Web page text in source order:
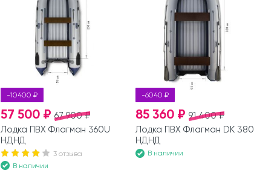
-10400 ₽
67 900 ₽
57 500 ₽
Лодка ПВХ Флагман 360U
НДНД
3 отзыва
В наличии
-6040 ₽
91 400 ₽
85 360 ₽
Лодка ПВХ Флагман DK 380
НДНД
В наличии